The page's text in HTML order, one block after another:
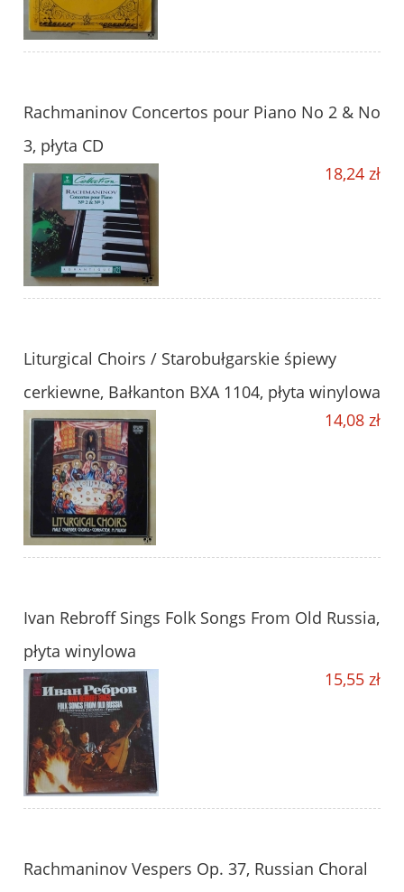
Rachmaninov Concertos pour Piano No 2 & No
3, płyta CD
18,24 zł
Liturgical Choirs / Starobułgarskie śpiewy
cerkiewne, Bałkanton BXA 1104, płyta winylowa
14,08 zł
Ivan Rebroff Sings Folk Songs From Old Russia,
płyta winylowa
15,55 zł
Rachmaninov Vespers Op. 37, Russian Choral